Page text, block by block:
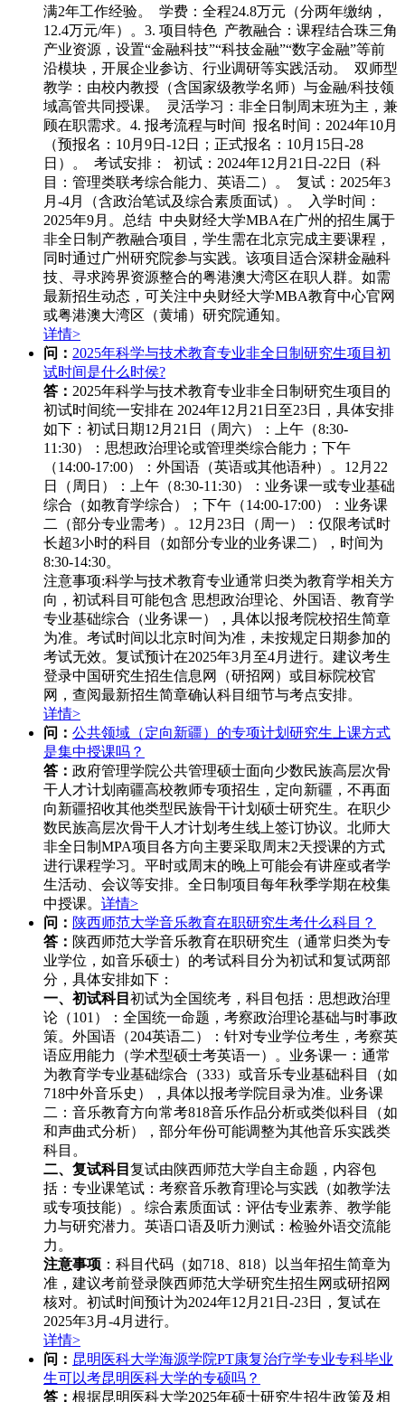
满2年工作经验。 学费：全程24.8万元（分两年缴纳，
12.4万元/年）。3. 项目特色 产教融合：课程结合珠三角
产业资源，设置“金融科技”“科技金融”“数字金融”等前
沿模块，开展企业参访、行业调研等实践活动。 双师型
教学：由校内教授（含国家级教学名师）与金融/科技领
域高管共同授课。 灵活学习：非全日制周末班为主，兼
顾在职需求。4. 报考流程与时间 报名时间：2024年10月
（预报名：10月9日-12日；正式报名：10月15日-28
日）。 考试安排： 初试：2024年12月21日-22日（科
目：管理类联考综合能力、英语二）。 复试：2025年3
月-4月（含政治笔试及综合素质面试）。 入学时间：
2025年9月。总结 中央财经大学MBA在广州的招生属于
非全日制产教融合项目，学生需在北京完成主要课程，
同时通过广州研究院参与实践。该项目适合深耕金融科
技、寻求跨界资源整合的粤港澳大湾区在职人群。如需
最新招生动态，可关注中央财经大学MBA教育中心官网
或粤港澳大湾区（黄埔）研究院通知。
详情>
问： 2025年科学与技术教育专业非全日制研究生项目初
试时间是什么时侯?
答： 2025年科学与技术教育专业非全日制研究生项目的
初试时间统一安排在 ‌2024年12月21日至23日‌，具体安排
如下： 初试日期‌12月21日（周六）‌：
上午（8:30-
11:30）：思想政治理论或管理类综合能力； 下午
（14:00-17:00）：外国语（英语或其他语种）。 12月22
日（周日）‌：
上午（8:30-11:30）：业务课一或专业基础
综合（如教育学综合）； 下午（14:00-17:00）：业务课
二（部分专业需考）。 12月23日（周一）‌： 仅限考试时
长超3小时的科目（如部分专业的业务课二），时间为
8:30-14:30。
注意事项‌:科学与技术教育专业通常归类为教育学相关方
向，初试科目可能包含 ‌思想政治理论、外国语、教育学
专业基础综合‌（业务课一），具体以报考院校招生简章
为准。 考试时间以北京时间为准，未按规定日期参加的
考试无效。 复试预计在2025年3月至4月进行。 建议考生
登录中国研究生招生信息网（研招网）或目标院校官
网，查阅最新招生简章确认科目细节与考点安排。
详情>
问： 公共领域（定向新疆）的专项计划研究生上课方式
是集中授课吗？
答： 政府管理学院公共管理硕士面向少数民族高层次骨
干人才计划南疆高校教师专项招生，定向新疆，不再面
向新疆招收其他类型民族骨干计划硕士研究生。在职少
数民族高层次骨干人才计划考生线上签订协议。北师大
非全日制MPA项目各方向主要采取周末2天授课的方式
进行课程学习。平时或周末的晚上可能会有讲座或者学
生活动、会议等安排。全日制项目每年秋季学期在校集
中授课。 详情>
问： 陕西师范大学音乐教育在职研究生考什么科目？
答： 陕西师范大学音乐教育在职研究生（通常归类为专
业学位，如音乐硕士）的考试科目分为初试和复试两部
分，具体安排如下：
一、初试科目 初试为全国统考，科目包括：思想政治理
论（101）‌：全国统一命题，考察政治理论基础与时事政
策。外国语（204英语二）‌：针对专业学位考生，考察英
语应用能力（学术型硕士考英语一）。业务课一‌：通常
为‌教育学专业基础综合（333）‌或‌音乐专业基础科目‌（如
718中外音乐史），具体以报考学院目录为准。业务课
二‌：音乐教育方向常考‌818音乐作品分析‌或类似科目（如
和声曲式分析），部分年份可能调整为其他音乐实践类
科目。
二、复试科目 复试由陕西师范大学自主命题，内容包
括：专业课笔试‌：考察音乐教育理论与实践（如教学法
或专项技能）。综合素质面试‌：评估专业素养、教学能
力与研究潜力。英语口语及听力测试‌：检验外语交流能
力。
注意事项 ：科目代码（如718、818）以当年招生简章为
准，建议考前登录陕西师范大学研究生招生网或研招网
核对。初试时间预计为2024年12月21日-23日，复试在
2025年3月-4月进行。
详情>
问： 昆明医科大学海源学院PT康复治疗学专业专科毕业
生可以考昆明医科大学的专硕吗？
答： 根据昆明医科大学2025年硕士研究生招生政策及相